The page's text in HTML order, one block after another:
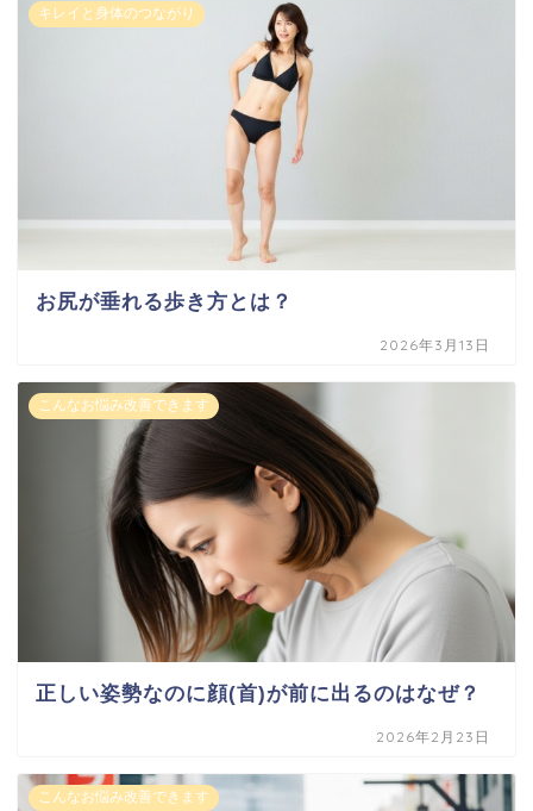
キレイと身体のつながり
お尻が垂れる歩き方とは？
2026年3月13日
こんなお悩み改善できます
正しい姿勢なのに顔(首)が前に出るのはなぜ？
2026年2月23日
こんなお悩み改善できます